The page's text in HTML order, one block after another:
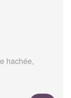
hachée,